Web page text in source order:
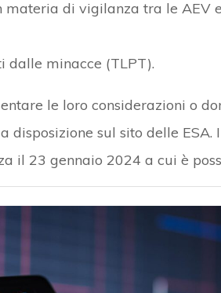
materia di vigilanza tra le AEV
dalle minacce (TLPT).
le loro considerazioni o
disposizione sul sito delle ESA.
il 23 gennaio 2024 a cui è